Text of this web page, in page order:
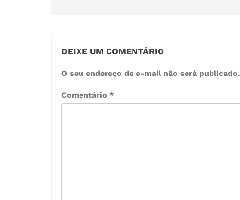
DEIXE UM COMENTÁRIO
O seu endereço de e-mail não será publicado.
Comentário *